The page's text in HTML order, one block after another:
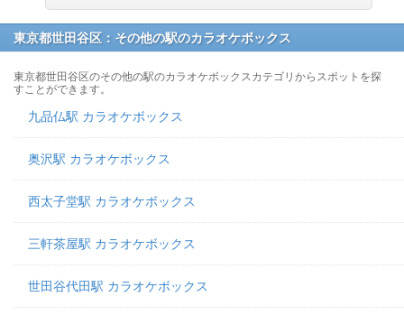
東京都世田谷区：その他の駅のカラオケボックス
東京都世田谷区のその他の駅のカラオケボックスカテゴリからスポットを探
すことができます。
九品仏駅 カラオケボックス
奥沢駅 カラオケボックス
西太子堂駅 カラオケボックス
三軒茶屋駅 カラオケボックス
世田谷代田駅 カラオケボックス